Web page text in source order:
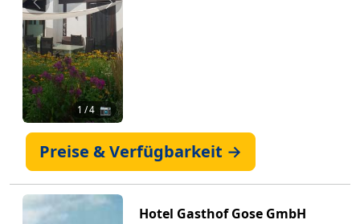
Zurück Weiter
1 / 4 📷
Preise & Verfügbarkeit →
Hotel Gasthof Gose GmbH